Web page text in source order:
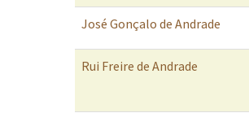
José Gonçalo de Andrade
Rui Freire de Andrade